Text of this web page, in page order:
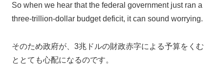
So when we hear that the federal government just ran a
three-trillion-dollar budget deficit, it can sound worrying.
そのため政府が、3兆ドルの財政赤字による予算をくむ
ととても心配になるのです。